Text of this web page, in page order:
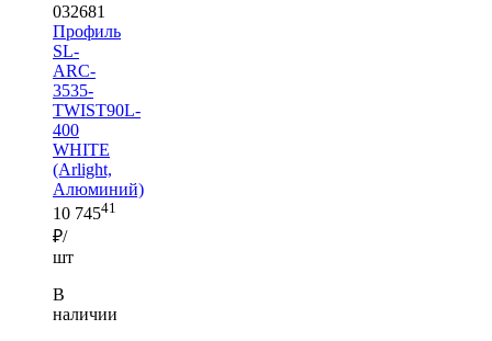
032681
Профиль
SL-
ARC-
3535-
TWIST90L-
400
WHITE
(Arlight,
Алюминий)
10 74541
₽/
шт
В
наличии